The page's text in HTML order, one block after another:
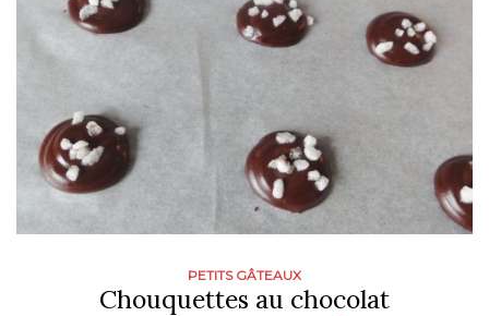
PETITS GÂTEAUX
Chouquettes au chocolat